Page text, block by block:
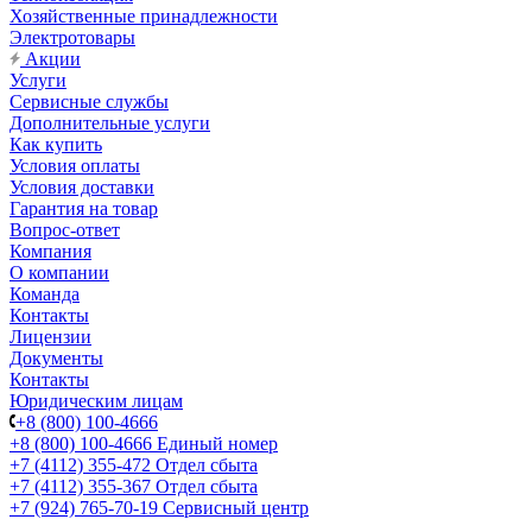
Хозяйственные принадлежности
Электротовары
Акции
Услуги
Сервисные службы
Дополнительные услуги
Как купить
Условия оплаты
Условия доставки
Гарантия на товар
Вопрос-ответ
Компания
О компании
Команда
Контакты
Лицензии
Документы
Контакты
Юридическим лицам
+8 (800) 100-4666
+8 (800) 100-4666 Единый номер
+7 (4112) 355-472 Отдел сбыта
+7 (4112) 355-367 Отдел сбыта
+7 (924) 765-70-19 Сервисный центр